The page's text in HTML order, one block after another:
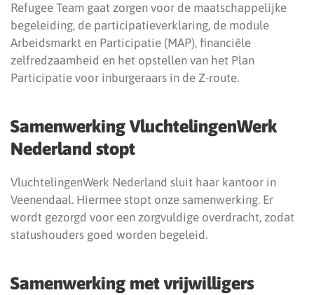
Refugee Team gaat zorgen voor de maatschappelijke
begeleiding, de participatieverklaring, de module
Arbeidsmarkt en Participatie (MAP), financiële
zelfredzaamheid en het opstellen van het Plan
Participatie voor inburgeraars in de Z-route.
Samenwerking VluchtelingenWerk
Nederland stopt
VluchtelingenWerk Nederland sluit haar kantoor in
Veenendaal. Hiermee stopt onze samenwerking. Er
wordt gezorgd voor een zorgvuldige overdracht, zodat
statushouders goed worden begeleid.
Samenwerking met vrijwilligers